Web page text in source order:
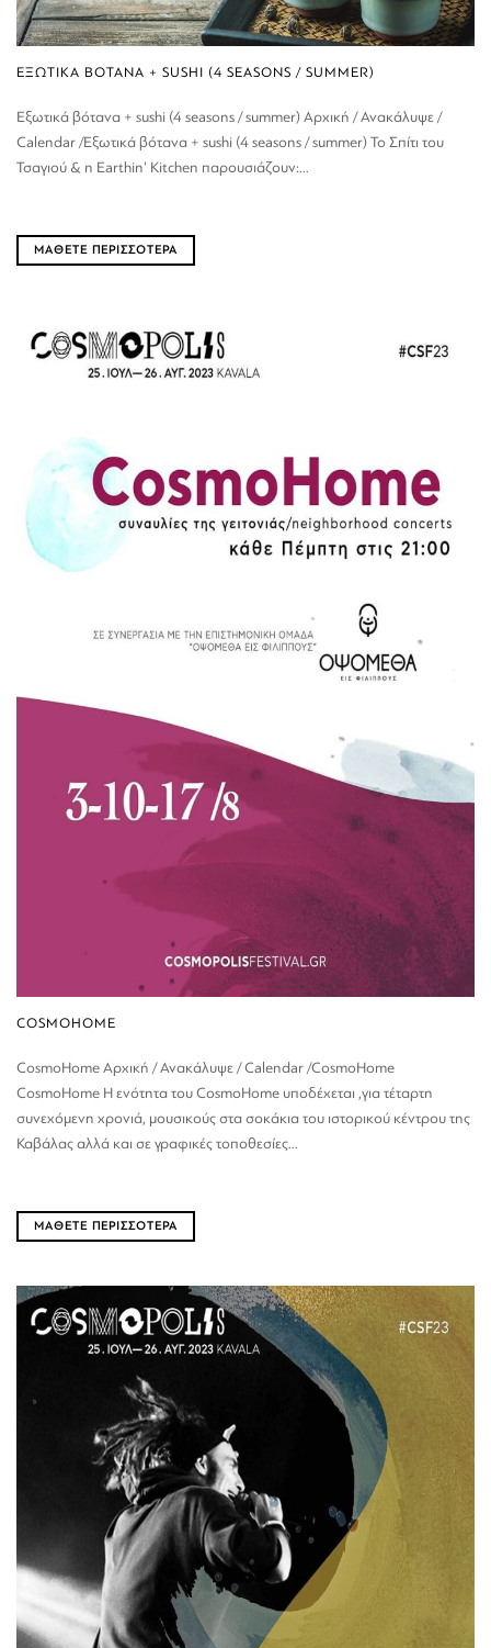
ΕΞΩΤΙΚΑ ΒΟΤΑΝΑ + SUSHI (4 SEASONS / SUMMER)
Εξωτικά βότανα + sushi (4 seasons / summer) Αρχική / Ανακάλυψε /
Calendar /Εξωτικά βότανα + sushi (4 seasons / summer) Το Σπίτι του
Τσαγιού & η Earthin' Kitchen παρουσιάζουν:...
ΜΑΘΕΤΕ ΠΕΡΙΣΣΟΤΕΡΑ
COSMOHOME
CosmoHome Αρχική / Ανακάλυψε / Calendar /CosmoHome
CosmoHome H ενότητα του CosmoHome υποδέχεται ,για τέταρτη
συνεχόμενη χρονιά, μουσικούς στα σοκάκια του ιστορικού κέντρου της
Καβάλας αλλά και σε γραφικές τοποθεσίες...
ΜΑΘΕΤΕ ΠΕΡΙΣΣΟΤΕΡΑ